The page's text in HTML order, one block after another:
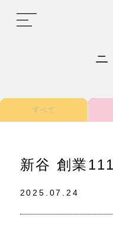
すべて
新谷 創業
2025.07.24